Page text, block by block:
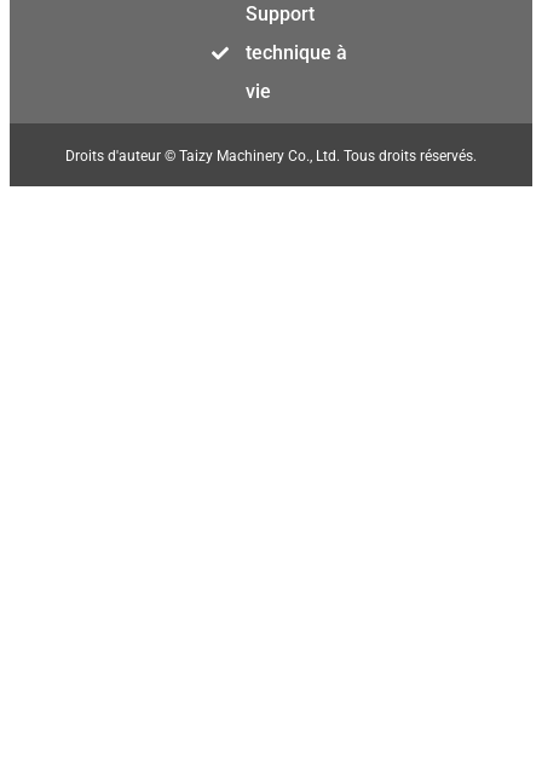
Support
technique à
vie
Droits d'auteur © Taizy Machinery Co., Ltd. Tous droits réservés.